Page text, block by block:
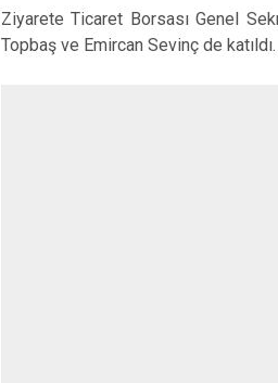
Ziyarete Ticaret Borsası Genel
Topbaş ve Emircan Sevinç de katıldı.